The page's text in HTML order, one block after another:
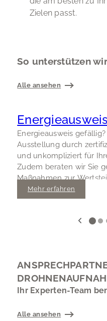
Zielen passt.
So unterstützen
Alle ansehen
Energieausweis
Energieausweis
Ausstellung durch
und unkompliziert für
Zudem beraten wir Sie
Maßnahmen zur
Mehr erfahren
Ihr Experten-Team
Alle ansehen